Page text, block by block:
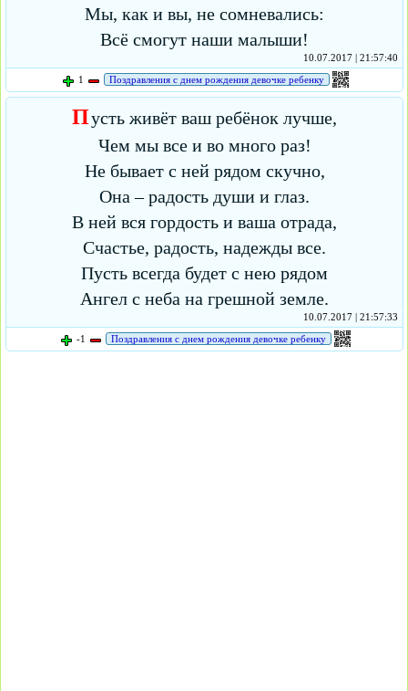
Мы, как и вы, не сомневались:
Всё смогут наши малыши!
10.07.2017 | 21:57:40
1
Поздравления с днем рождения девочке ребенку
Пусть живёт ваш ребёнок лучше,
Чем мы все и во много раз!
Не бывает с ней рядом скучно,
Она – радость души и глаз.
В ней вся гордость и ваша отрада,
Счастье, радость, надежды все.
Пусть всегда будет с нею рядом
Ангел с неба на грешной земле.
10.07.2017 | 21:57:33
-1
Поздравления с днем рождения девочке ребенку